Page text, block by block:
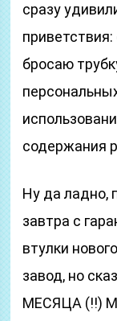
сразу
приветствия:
бросаю
содержания
Ну да ладно,
завтра с
втулки
завод, но
МЕСЯЦА (!!)